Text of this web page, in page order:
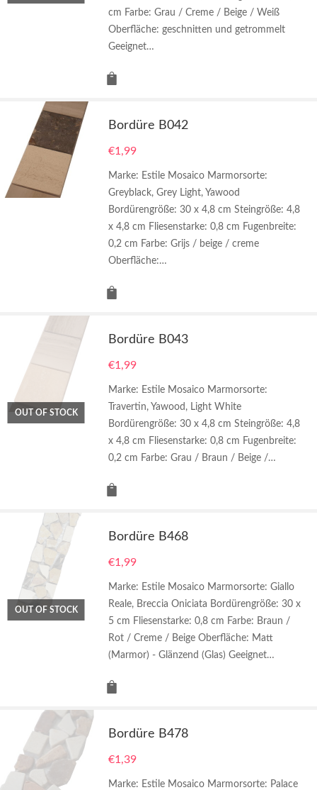
cm Farbe: Grau / Creme / Beige / Weiß
Oberfläche: geschnitten und getrommelt
Geeignet…
Bordüre B042
€1,99
Marke: Estile Mosaico Marmorsorte:
Greyblack, Grey Light, Yawood
Bordürengröße: 30 x 4,8 cm Steingröße: 4,8
x 4,8 cm Fliesenstarke: 0,8 cm Fugenbreite:
0,2 cm Farbe: Grijs / beige / creme
Oberfläche:…
OUT OF STOCK
Bordüre B043
€1,99
Marke: Estile Mosaico Marmorsorte:
Travertin, Yawood, Light White
Bordürengröße: 30 x 4,8 cm Steingröße: 4,8
x 4,8 cm Fliesenstarke: 0,8 cm Fugenbreite:
0,2 cm Farbe: Grau / Braun / Beige /…
OUT OF STOCK
Bordüre B468
€1,99
Marke: Estile Mosaico Marmorsorte: Giallo
Reale, Breccia Oniciata Bordürengröße: 30 x
5 cm Fliesenstarke: 0,8 cm Farbe: Braun /
Rot / Creme / Beige Oberfläche: Matt
(Marmor) - Glänzend (Glas) Geeignet…
Bordüre B478
€1,39
Marke: Estile Mosaico Marmorsorte: Palace